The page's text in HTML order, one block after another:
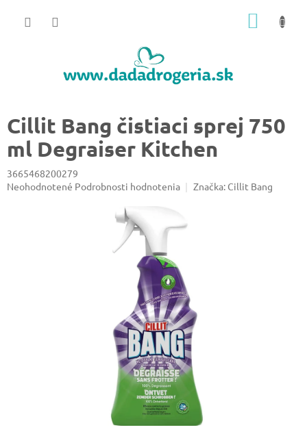
Cillit Bang čistiaci sprej 750
ml Degraiser Kitchen
3665468200279
Priemerné
Neohodnotené Podrobnosti hodnotenia Značka: Cillit Bang